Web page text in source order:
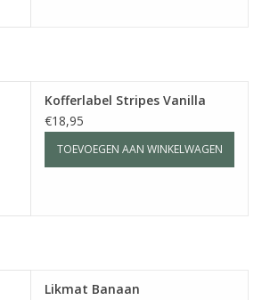
Kofferlabel Stripes Vanilla
€18,95
TOEVOEGEN AAN WINKELWAGEN
Likmat Banaan